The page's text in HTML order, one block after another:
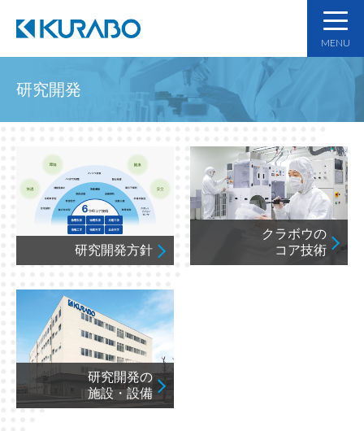
MENU
研究開発
研究開発方針
クラボウの
コア技術
研究開発の
施設・設備